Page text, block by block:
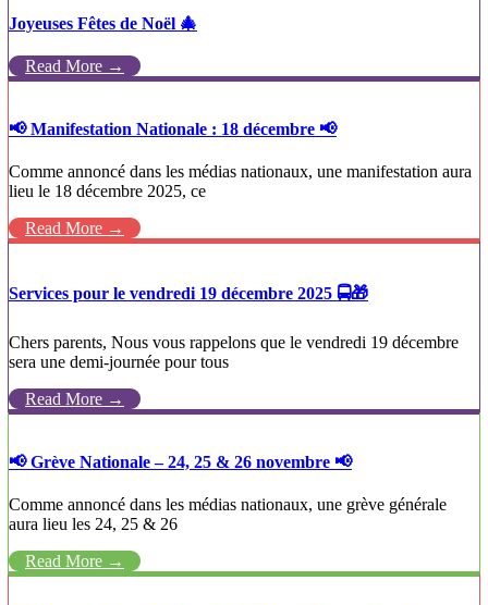
Joyeuses Fêtes de Noël 🎄
Read More →
📢 Manifestation Nationale : 18 décembre 📢
Comme annoncé dans les médias nationaux, une manifestation aura
lieu le 18 décembre 2025, ce
Read More →
Services pour le vendredi 19 décembre 2025 🚍🎁
Chers parents, Nous vous rappelons que le vendredi 19 décembre
sera une demi-journée pour tous
Read More →
📢 Grève Nationale – 24, 25 & 26 novembre 📢
Comme annoncé dans les médias nationaux, une grève générale
aura lieu les 24, 25 & 26
Read More →